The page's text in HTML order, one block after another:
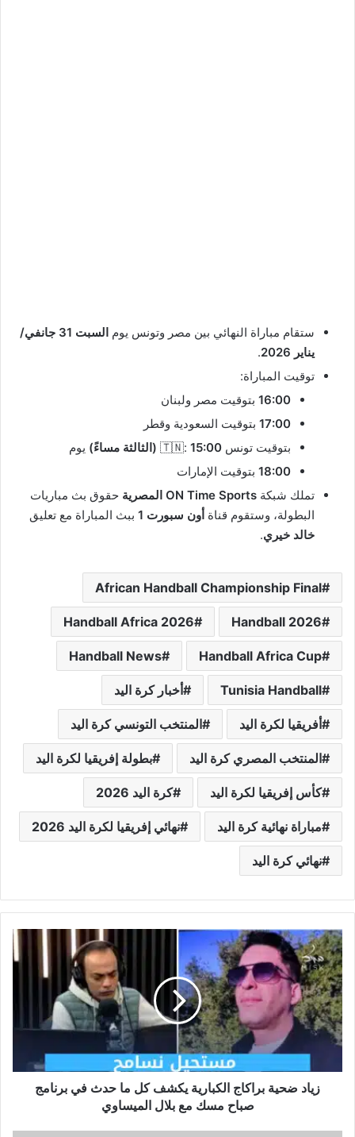
ستقام مباراة النهائي بين مصر وتونس يوم
السبت 31 جانفي/
يناير 2026
.
توقيت المباراة:
16:00 بتوقيت مصر ولبنان
17:00 بتوقيت السعودية وقطر
بتوقيت تونس 🇹🇳: 15:00 (الثالثة مساءً)
يوم
18:00 بتوقيت الإمارات
تملك شبكة ON Time Sports المصرية
حقوق بث مباريات
البطولة، وستقوم قناة أون سبورت 1
ببث المباراة مع تعليق
خالد خيري.
African Handball Championship Final
Handball 2026
Handball Africa 2026
Handball Africa Cup
Handball News
Tunisia Handball أخبار كرة اليد
أفريقيا لكرة اليد المنتخب التونسي كرة اليد
المنتخب المصري كرة اليد بطولة إفريقيا لكرة اليد
كأس إفريقيا لكرة اليد كرة اليد 2026
مباراة نهائية كرة اليد نهائي إفريقيا لكرة اليد 2026
نهائي كرة اليد
زياد
ضحية
براكاج
الكبارية
يكشف
كل
ما
في
برنامجزياد ضحية براكاج الكبارية يكشف كل ما حدث في برنامج
صباح مسك مع بلال الميساوي